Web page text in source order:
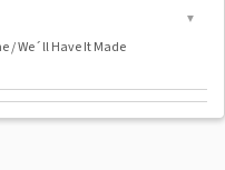
▼
/ We´ll Have It Made
▼